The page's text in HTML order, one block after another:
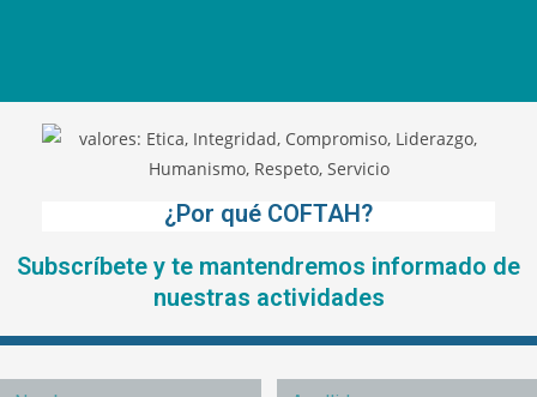
¿Por qué COFTAH?
Subscríbete y te mantendremos informado de
nuestras actividades